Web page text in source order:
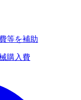
等を補助
購入費